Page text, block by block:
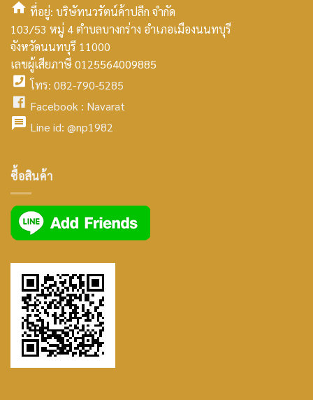
smt2
home
icon
ที่อยู่: บริษัทนวรัตน์ค้าปลีก จำกัด
103/53 หมู่ 4 ตำบลบางกร่าง อำเภอเมืองนนทบุรี
จังหวัดนนทบุรี 11000
เลขผู้เสียภาษี 0125564009885
facebook
icon
โทร: 082-790-5285
facebook
Facebook : Navarat
icon
Line id: @np1982
ซื้อสินค้า